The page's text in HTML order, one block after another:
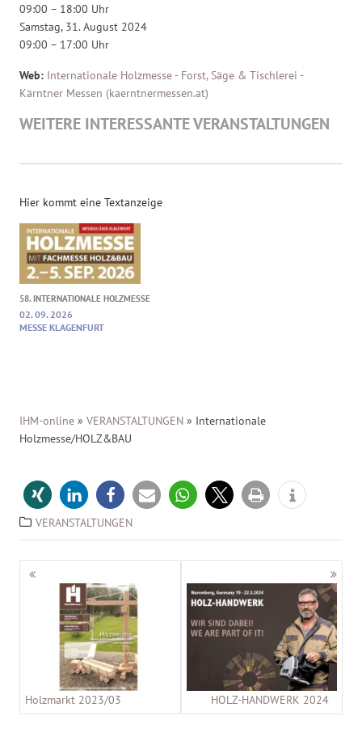
09:00 – 18:00 Uhr
Samstag, 31. August 2024
09:00 – 17:00 Uhr
Web: Internationale Holzmesse - Forst, Säge & Tischlerei -
Kärntner Messen (kaerntnermessen.at)
WEITERE INTERESSANTE VERANSTALTUNGEN
Hier kommt eine Textanzeige
58. INTERNATIONALE HOLZMESSE
02. 09. 2026
MESSE KLAGENFURT
IHM-online »VERANSTALTUNGEN » Internationale
Holzmesse/HOLZ&BAU
VERANSTALTUNGEN
Beitragsnavigation
Holzmarkt 2023/03 HOLZ-HANDWERK 2024